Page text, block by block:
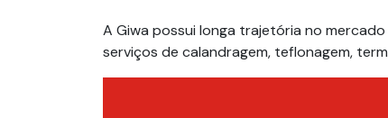
A Giwa possui longa trajetória no
serviços de calandragem, teflonagem,